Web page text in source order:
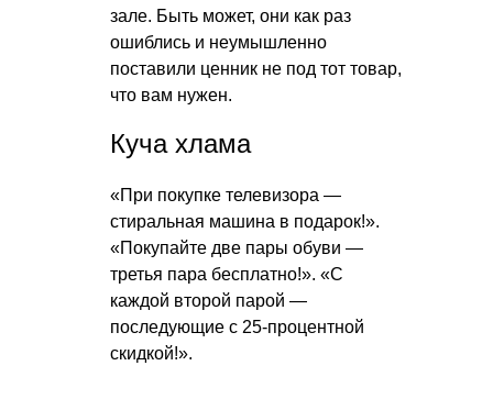
зале. Быть может, они как раз
ошиблись и неумышленно
поставили ценник не под тот товар,
что вам нужен.
Куча хлама
«При покупке телевизора —
стиральная машина в подарок!».
«Покупайте две пары обуви —
третья пара бесплатно!». «С
каждой второй парой —
последующие с 25-процентной
скидкой!».